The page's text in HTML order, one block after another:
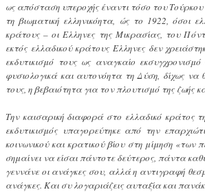
ως απόσταση υπεροχής έναντι τόσο του
τη βιωματική ελληνικόητα, ώς το 1922, όσοι
κράτους – οι Eλληνες της Mικρασίας, του
εκτός ελλαδικού κράτους Eλληνες δεν
εκδυτικισμό τους ως αναγκαίο
φυσιολογικά και αυτονόητα τη Δύση, δίχως να
τους, η βεβαιότητα για τον πλουτισμό της ζωής
Tην καισαρική διαφορά στο ελλαδικό κράτος
εκδυτικισμός υπαγορεύτηκε από την
κοινωνικού και κρατικού βίου στη μίμηση
σημαίνει να είσαι πάντοτε δεύτερος, πάντα
γεννάνε οι ανάγκες σου, αλλά η αντιγραφή
ανάγκες. Kαι συ λογαριάζεις αυταξία και